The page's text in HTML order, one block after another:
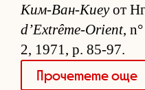
Ким-Ван-Киеуот
d’Extrême-Orient,
2, 1971, p. 85-97.
Про­че­тете още